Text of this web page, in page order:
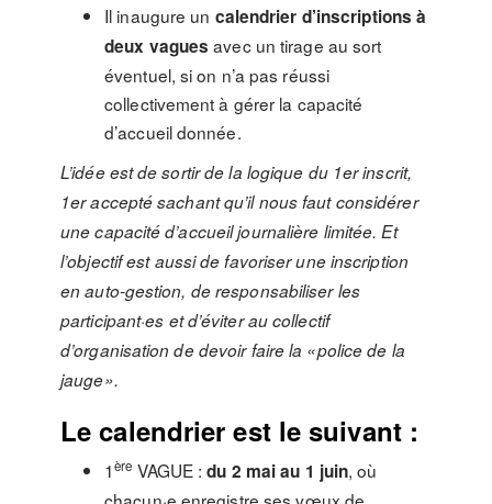
Il inaugure un calendrier d’inscriptions à
deux vagues avec un tirage au sort
éventuel, si on n’a pas réussi
collectivement à gérer la capacité
d’accueil donnée.
L’idée est de sortir de la logique du 1er inscrit,
1er accepté sachant qu’il nous faut considérer
une capacité d’accueil journalière limitée. Et
l’objectif est aussi de favoriser une inscription
en auto-gestion, de responsabiliser les
participant·es et d’éviter au collectif
d’organisation de devoir faire la «police de la
jauge».
Le calendrier est le suivant :
1ère VAGUE :du 2 mai au 1 juin, où